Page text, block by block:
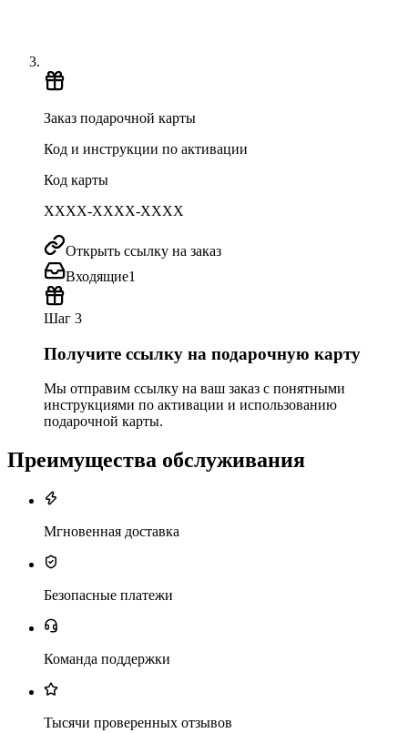
Заказ подарочной карты
Код и инструкции по активации
Код карты
XXXX-XXXX-XXXX
Открыть ссылку на заказ
Входящие1
Шаг 3
Получите ссылку на подарочную карту
Мы отправим ссылку на ваш заказ с понятными
инструкциями по активации и использованию
подарочной карты.
Преимущества обслуживания
Мгновенная доставка
Безопасные платежи
Команда поддержки
Тысячи проверенных отзывов